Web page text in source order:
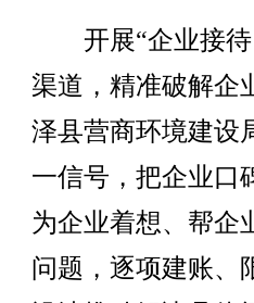
开展“企业接待
渠道，精准破解企
泽县营商环境建设
一信号，把企业口
为企业着想、帮企
问题，逐项建账、